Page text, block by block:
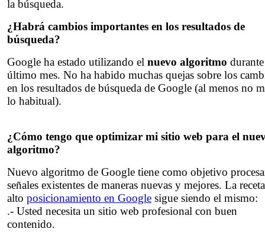
la búsqueda.
¿Habrá cambios importantes en los resultados de
búsqueda?
Google ha estado utilizando el nuevo algoritmo
último mes. No ha habido muchas quejas sobre los
en los resultados de búsqueda de Google (al menos no
lo habitual).
¿Cómo tengo que optimizar mi sitio web para el
algoritmo?
Nuevo algoritmo de Google tiene como objetivo
señales existentes de maneras nuevas y mejores. La
alto posicionamiento en Google sigue siendo el mismo:
.- Usted necesita un sitio web profesional con buen
contenido.